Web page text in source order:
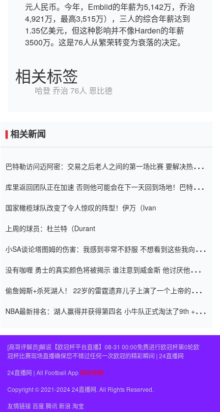
元人民币。今年，Embiid的年薪为5,142万，乔治
4,921万，最高3,515万），三人的综合年薪达到
1.35亿美元，但这种影响并不像Harden的年薪
3500万。这是76人从繁荣转变为衰落的决定。
相关标签
哈登 乔治 76人 恩比德
相关新闻
巴特勒访问迈阿密：交易之后老人之间的第一场比赛 要解决热情的
库里返回团队正在加速 否则他可能会在下一天回到场地！巴特勒迈
国家橄榄球队改变了令人惊叹的阵型！伊万（Ivan
上周的球员：杜兰特（Durant
小SA谈论塔图姆的伤害：我感到非常不舒服 不想看到这些我向他
没有咖喱 勇士的真实颜色将被揭示 谁注意到威金斯 他讨厌他的老
偷詹姆斯+杀死湖人！ 22岁的雷霆遗弃儿子上演了一个上帝的剧
NBA最新排名：湖人赢得并获得第四名 小牛队正式淘汰了9th + 76
[高哥评解员]解说【欧冠杯平台直播】08-31 00:00免费进行欧冠杯第0轮欧
冠杯比赛现场直播确保您不错过任何一次欧冠的精彩瞬间 | 24直播网
24直播网 | All Football App 网站地图
Copyright © 2021-2024 24直播网. All Rights Reserved.
友情链接百度腾讯新浪 淘宝